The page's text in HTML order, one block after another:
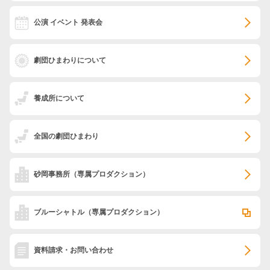
公演 イベント 発表会
劇団ひまわりについて
養成所について
全国の劇団ひまわり
砂岡事務所 （専属プロダクション）
ブルーシャトル（専属プロダクション）
資料請求・お問い合わせ